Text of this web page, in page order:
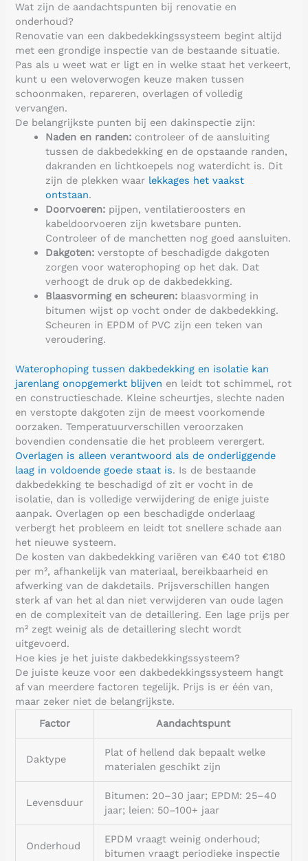
Wat zijn de aandachtspunten bij renovatie en
onderhoud?
Renovatie van een dakbedekkingssysteem begint altijd
met een grondige inspectie van de bestaande situatie.
Pas als u weet wat er ligt en in welke staat het verkeert,
kunt u een weloverwogen keuze maken tussen
schoonmaken, repareren, overlagen of volledig
vervangen.
De belangrijkste punten bij een dakinspectie zijn:
Naden en randen: controleer of de aansluiting
tussen de dakbedekking en de opstaande randen,
dakranden en lichtkoepels nog waterdicht is. Dit
zijn de plekken waar lekkages het vaakst
ontstaan.
Doorvoeren: pijpen, ventilatieroosters en
kabeldoorvoeren zijn kwetsbare punten.
Controleer of de manchetten nog goed aansluiten.
Dakgoten: verstopte of beschadigde dakgoten
zorgen voor waterophoping op het dak. Dat
verhoogt de druk op de dakbedekking.
Blaasvorming en scheuren: blaasvorming in
bitumen wijst op vocht onder de dakbedekking.
Scheuren in EPDM of PVC zijn een teken van
veroudering.
Waterophoping tussen dakbedekking en isolatie kan
jarenlang onopgemerkt blijven en leidt tot schimmel, rot
en constructieschade. Kleine scheurtjes, slechte naden
en verstopte dakgoten zijn de meest voorkomende
oorzaken. Temperatuurverschillen veroorzaken
bovendien condensatie die het probleem verergert.
Overlagen is alleen verantwoord als de onderliggende
laag in voldoende goede staat is. Is de bestaande
dakbedekking te beschadigd of zit er vocht in de
isolatie, dan is volledige verwijdering de enige juiste
aanpak. Overlagen op een beschadigde onderlaag
verbergt het probleem en leidt tot snellere schade aan
het nieuwe systeem.
De kosten van dakbedekking variëren van €40 tot €180
per m², afhankelijk van materiaal, bereikbaarheid en
afwerking van de dakdetails. Prijsverschillen hangen
sterk af van het al dan niet verwijderen van oude lagen
en de complexiteit van de detaillering. Een lage prijs per
m² zegt weinig als de detaillering slecht wordt
uitgevoerd.
Hoe kies je het juiste dakbedekkingssysteem?
De juiste keuze voor een dakbedekkingssysteem hangt
af van meerdere factoren tegelijk. Prijs is er één van,
maar zeker niet de belangrijkste.
Factor
Aandachtspunt
Daktype
Plat of hellend dak bepaalt welke
materialen geschikt zijn
Levensduur
Bitumen: 20–30 jaar; EPDM: 25–40
jaar; leien: 50–100+ jaar
Onderhoud
EPDM vraagt weinig onderhoud;
bitumen vraagt periodieke inspectie